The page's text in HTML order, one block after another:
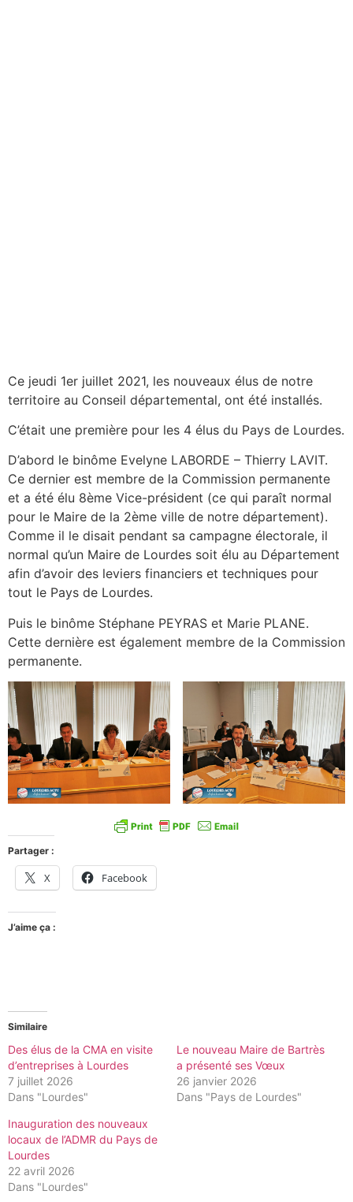
Ce jeudi 1er juillet 2021, les nouveaux élus de notre
territoire au Conseil départemental, ont été installés.
C’était une première pour les 4 élus du Pays de Lourdes.
D’abord le binôme Evelyne LABORDE – Thierry LAVIT.
Ce dernier est membre de la Commission permanente
et a été élu 8ème Vice-président (ce qui paraît normal
pour le Maire de la 2ème ville de notre département).
Comme il le disait pendant sa campagne électorale, il
normal qu’un Maire de Lourdes soit élu au Département
afin d’avoir des leviers financiers et techniques pour
tout le Pays de Lourdes.
Puis le binôme Stéphane PEYRAS et Marie PLANE.
Cette dernière est également membre de la Commission
permanente.
Partager :
X Facebook
J’aime ça :
Similaire
Des élus de la CMA en visite
d’entreprises à Lourdes
7 juillet 2026
Dans "Lourdes"
Le nouveau Maire de Bartrès
a présenté ses Vœux
26 janvier 2026
Dans "Pays de Lourdes"
Inauguration des nouveaux
locaux de l’ADMR du Pays de
Lourdes
22 avril 2026
Dans "Lourdes"